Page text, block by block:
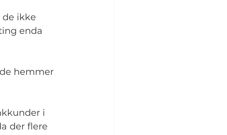
de ikke
enda
hemmer
i
der flere